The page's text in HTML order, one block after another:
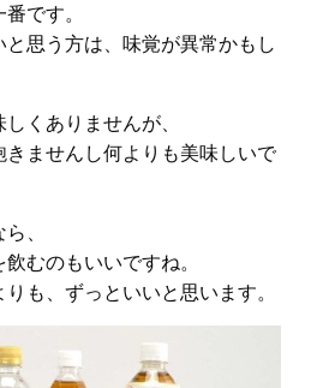
です。
思う方は、味覚が異常かもし
くありませんが、
ませんし何よりも美味しいで
、
むのもいいですね。
も、ずっといいと思います。